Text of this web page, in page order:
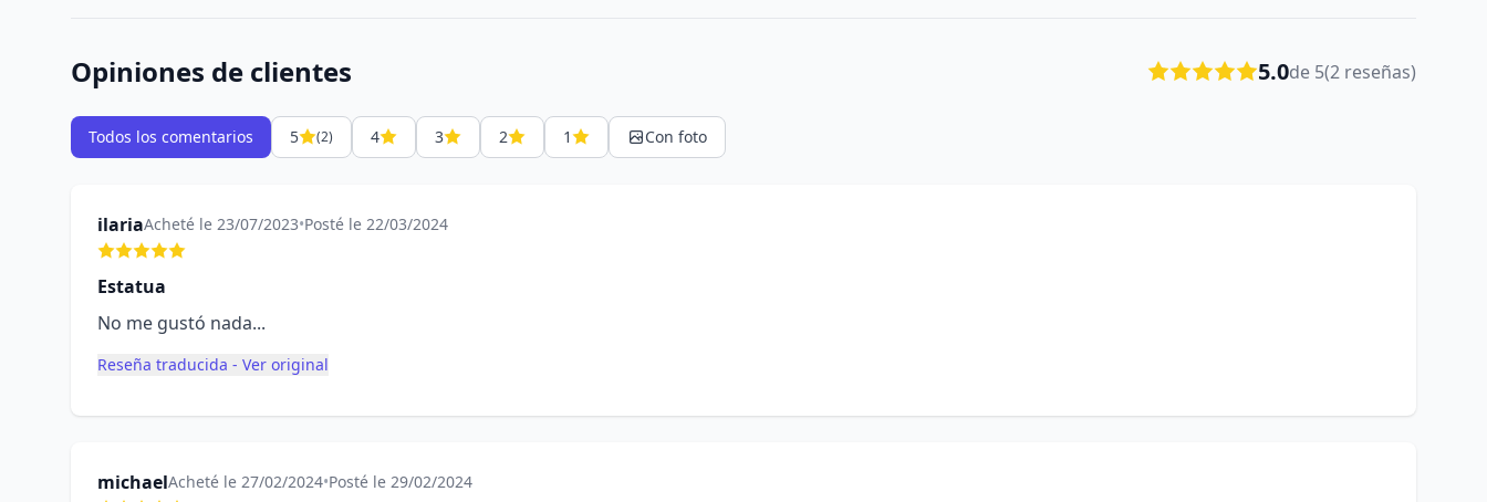
Opiniones de clientes 5.0de 5(2 reseñas)
Todos los comentarios 5 (2) 4 3 2 1 Con foto
ilariaAcheté le 23/07/2023•Posté le 22/03/2024
Estatua
No me gustó nada...
Reseña traducida - Ver original
michaelAcheté le 27/02/2024•Posté le 29/02/2024